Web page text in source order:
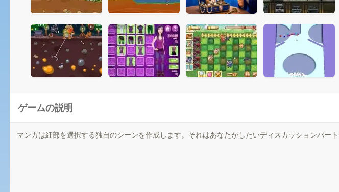
ゲームの説明
マンガは細部を選択する独自のシーンを作成します。それはあなたがしたいディスカッションパー